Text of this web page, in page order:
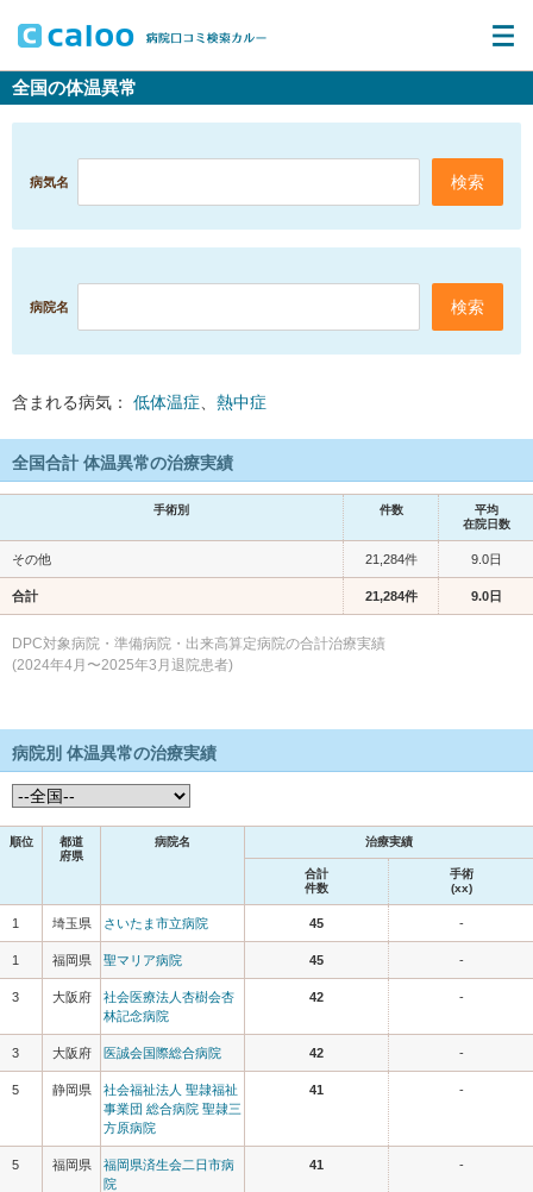
全国の体温異常
病気名
病院名
含まれる病気： 低体温症 熱中症
全国合計 体温異常の治療実績
手術別 件数
平均
在院日数
その他 21,284件 9.0日
合計 21,284件 9.0日
DPC対象病院・準備病院・出来高算定病院の合計治療実績
(2024年4月〜2025年3月退院患者)
病院別 体温異常の治療実績
順位
都道
府県
病院名 治療実績
合計
件数
手術
(xx)
1 埼玉県 さいたま市立病院 45 -
1 福岡県 聖マリア病院 45 -
3 大阪府
社会医療法人杏樹会杏
林記念病院
42 -
3 大阪府 医誠会国際総合病院 42 -
5 静岡県
社会福祉法人 聖隷福祉
事業団 総合病院 聖隷三
方原病院
41 -
5 福岡県
福岡県済生会二日市病
院
41 -